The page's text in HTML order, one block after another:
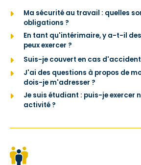
Ma sécurité au travail : quelles
obligations ?
En tant qu'intérimaire, y a-t-il
peux exercer ?
Suis-je couvert en cas
J'ai des questions à propos de
dois-je m'adresser ?
Je suis étudiant : puis-je exercer
activité ?